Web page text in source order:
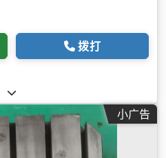
拨打
小广告